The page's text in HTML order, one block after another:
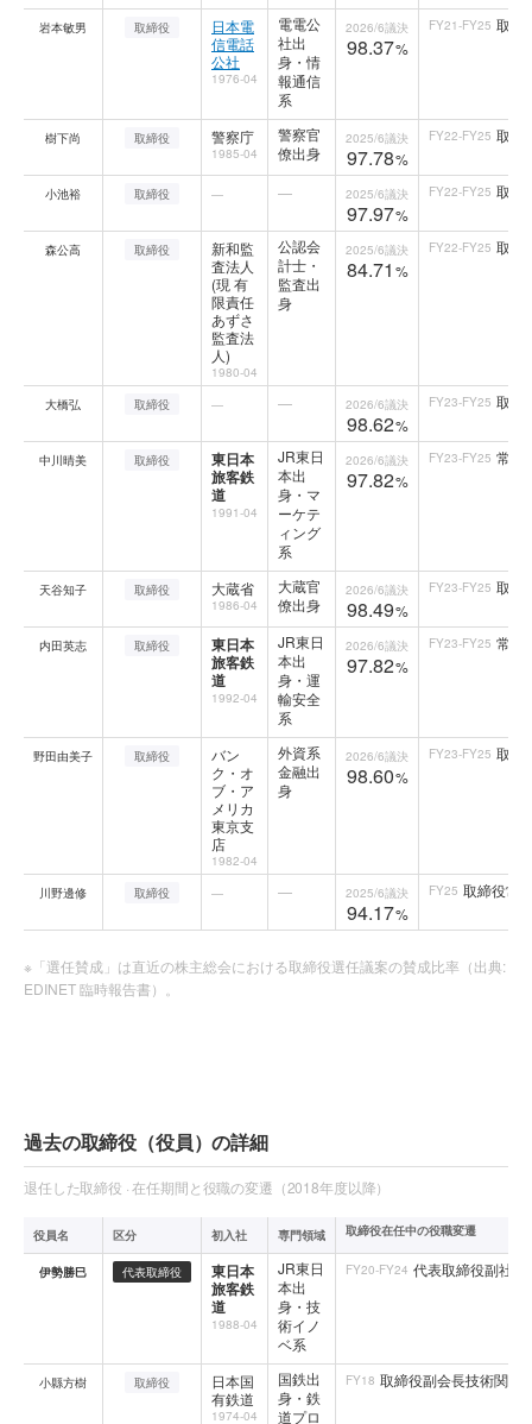
岩本敏男 取締役
日本電
信電話
公社
1976-04
電電公
社出
身・情
報通信
系
2026/6議決
98.37%
FY21-FY25 取締
樹下尚 取締役 警察庁
1985-04
警察官
僚出身
2025/6議決
97.78%
FY22-FY25 取締
小池裕 取締役 — — 2025/6議決
97.97%
FY22-FY25 取締
森公高 取締役
新和監
査法人
(現 有
限責任
あずさ
監査法
人)
1980-04
公認会
計士・
監査出
身
2025/6議決
84.71 %
FY22-FY25 取締
大橋弘 取締役 — — 2026/6議決
98.62%
FY23-FY25 取締
中川晴美 取締役
東日本
旅客鉄
道
1991-04
JR東日
本出
身・マ
ーケテ
ィング
系
2026/6議決
97.82%
FY23-FY25 常務
天谷知子 取締役 大蔵省
1986-04
大蔵官
僚出身
2026/6議決
98.49%
FY23-FY25 取締
内田英志 取締役
東日本
旅客鉄
道
1992-04
JR東日
本出
身・運
輸安全
系
2026/6議決
97.82%
FY23-FY25 常務
野田由美子 取締役
バン
ク・オ
ブ・ア
メリカ
東京支
店
1982-04
外資系
金融出
身
2026/6議決
98.60%
FY23-FY25 取締
川野邊修 取締役 — — 2025/6議決
94.17%
FY25 取締役常
※「選任賛成」は直近の株主総会における取締役選任議案の賛成比率（出典:
EDINET 臨時報告書）。
過去の取締役（役員）の詳細
退任した取締役 · 在任期間と役職の変遷（2018年度以降）
役員名 区分 初入社 専門領域 取締役在任中の役職変遷
伊勢勝巳 代表取締役
東日本
旅客鉄
道
1988-04
JR東日
本出
身・技
術イノ
ベ系
FY20-FY24 代表取締役副社
小縣方樹 取締役
日本国
有鉄道
1974-04
国鉄出
身・鉄
道プロ
FY18 取締役副会長技術関係(